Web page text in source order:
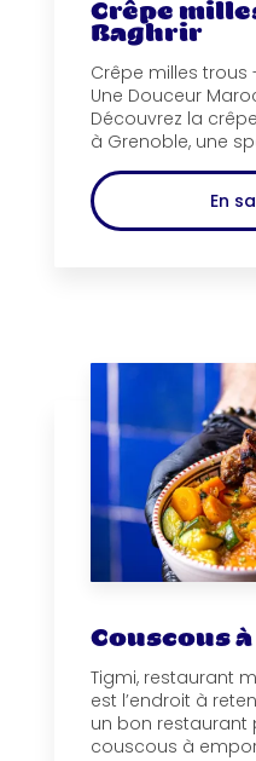
Crêpe
Baghrir
Crêpe milles trous
Une Douceur
Découvrez la
à Grenoble, une
En
Couscous
Tigmi, restaurant
est l’endroit à
un bon
couscous à